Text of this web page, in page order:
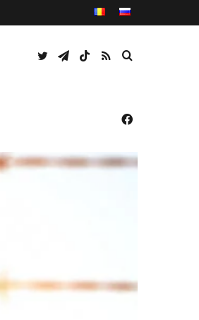
Caută
RSS
TikTok
Telegram
Twitter
Facebook